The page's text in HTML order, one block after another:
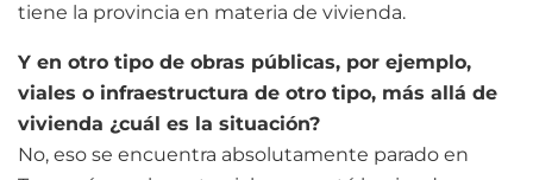
tiene la provincia en materia de vivienda.
Y en otro tipo de obras públicas, por ejemplo,
viales o infraestructura de otro tipo, más allá de
vivienda ¿cuál es la situación?
No, eso se encuentra absolutamente parado en